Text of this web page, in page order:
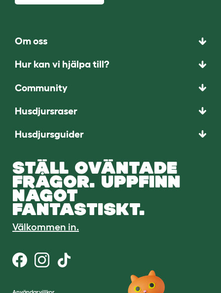
Om oss
Hur kan vi hjälpa till?
Community
Husdjursraser
Husdjursguider
STÄLL OVÄNTADE
FRÅGOR. UPPFINN
NÅGOT
FANTASTISKT.
Välkommen in.